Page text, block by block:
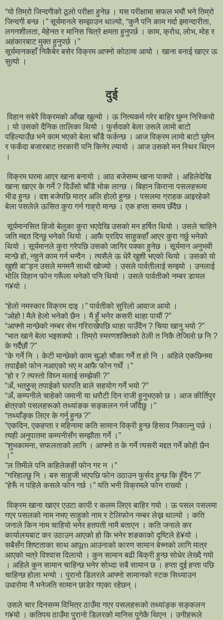
“यो तिम्रो जिन्दगीको ठूलो परीक्षा हुनेछ । यस परीक्षामा सफल भयौं भने तिम्रो
जिन्दगी बन्छ ।” सूर्यमानले सम्झाउन थाल्यो, “कुनै पनि काम गर्दा इमान्दारीता,
लगनशीलता, मेहेनत र मानिस चित्रे क्षमता हुनुपर्छ । काम, क्रोध, लोभ, मोह र
अहंकारबाट मुक्त हुनुपर्छ ।”
सूर्यमानकहाँ निकैबेर बसेर विक्रम आफ्नो कोठामा आयो । खाना बनाई खाएर ऊ
सुत्यो ।
दुई
विहान सबेरै विक्रमको आँखा खुल्यो । ऊ नित्यकर्म गरेर बाहिर घुम्न निस्कियो
। यो उसको दैनिक तालिका थियो । फुर्सदको बेला उसले लामो बाटो
पहिल्याउँछ भने काम भएको बेला चाँडै फर्कन्छ । आज विक्रम लामो बाटो घुमेन
र फर्कंदा बजारबाट तरकारी पनि किनेर ल्यायो । आज उसको मन स्थिर थिएन
।
विक्रम घरमा आएर खाना बनायो । आठ बजेसम्म खाना पाक्यो । अहिलेदेखि
खाना खाएर के गर्ने ? दिउँसो चाँडै भोक लाग्छ । बिहान किराना पसलहरूमा
भीड हुन्छ । दश बजेपछि मात्र अलि होलो हुन्छ । पसलमा ग्राहक आइरहेको
बेला पसलेले ऊसित कुरा गर्न गाह्रो मान्छ । एक हप्ता समय छँदैछ ।
सूर्यमानसित हिजो बेलुका कुरा भएदेखि उसको मन हर्षित थियो । उसले चाहिने
जति मद्दत दिन्छु भनेको थियो । आफै प्रदिप साहुकहाँ आएर कुरा गर्छु भनेको
थियो । सूर्यमानले कुरा गरेपछि उसको जागिर पक्का हुनेछ । सूर्यमान अनुभवी
मान्छे हो, नहुने काम गर्न भन्दैन । त्यसैले ऊ धेरै खुशी भएको थियो । उसको यो
खुशी बा“ड्न उसले मनमनै साथी खोज्यो । उसले पार्वतीलाई सम्झ्यो । उनलाई
भोलि विहान फोन गरूँला भनेको पनि थियो । उसले पार्वतीको नम्बर डायल
ग¥यो ।
“हेलो नमस्कार विक्रम दाइ ।” पार्वतीको सुरिलो आवाज आयो ।
“ओहो ! मैले हेलो भनेको छैन । मै हुँ भनेर कसरी थाहा पायौं ?”
“आफ्नो मान्छेको नम्बर सेभ गरिराखेपछि थाहा पाउँदैन ? चिया खानु भयो ?”
“भात खाने बेला भइसक्यो । तिम्रो स्मरणशक्तिको ठेली त निकै तेजिलो छ नि ?
के गर्दैछौं ?”
“के गर्ने नि । केटी मान्छेको काम चुल्हो चौका गर्ने त हो नि । अहिले एकछिनमा
तपाईंको फोन नआएको भए म आफै फोन गर्थें ।”
“हो र ? त्यस्तो विघ्न मलाई सम्झेकी ?”
“अँ, भत्रुुुस् तपाईको घरपति बाले सहयोग गर्ने भयो ?”
“अँ, कम्पनीले चाहेको जमानी या धरौटी दिन राजी हुनुभएको छ । आज कीर्तिपुर
क्षेत्रको पसलहरूको तथ्यांङक सङ्कलन गर्न जाँदैछु ।”
“तथ्याँङ्क लिएर के गर्नु हुन्छ ?”
“एकदिन, एकहप्ता र महिनामा कति सामान विक्री हुन्छ हिसाव निकाल्नु पर्छ ।
त्यही अनुपातमा कम्पनीसँग सम्झौता गर्ने ।”
“शुभकामना, सफलताको लागि । आफ्नो त के गर्ने त्यसरी मद्दत गर्ने कोही छैन
।”
“ल तिमीले पनि कहिलेकहीं फोन गर न ।”
“गरिहाल्छु नि । बरु साहुजी भएपछि फोन उठाउन फुर्सद हुन्छ कि हुँदैन ?”
“हेरूँ न पहिले कसले फोन गर्छ ।” यति भनी विक्रमले फोन राख्यो ।
विक्रम खाना खाएर एउटा कापी र कलम लिएर बाहिर गयो । ऊ पसल पसलमा
गएर पसलको नाम नभए साहुको नाम र टेलिफोन नम्बर लेख्न थाल्यो । कति
जनाले किन नाम चाहियो भनेर हतपती नामै बताएन । कति जनाले कर
कार्यालयबाट कर उठाउन आएको हो कि भनेर शङकाको दृष्टिले हे¥यो ।
सबैसँग शिष्टताका साथ आपूm आउनाको कारण सामान बेच्नको लागि मात्र
आएको भत्रे विश्वास दिलायो । कुन सामान बढी बिक्री हुन्छ सोधेर लेख्दै गयो
। अहिले कुन सामान चाहिन्छ भनेर सोध्दा सबै सामान छ । हप्ता दुई हप्ता पछि
चाहिन्छ होला भन्यो । पुरानो डिलरले आफ्नो सामानको स्टक सिध्याउन
उधारोमा नै भनेजति सामान छाडेर गएका रहेछन् ।
उसले चार दिनसम्म विभित्र ठाउँमा गएर पसलहरूको तथ्यांङ्क सङ्कलन
ग¥यो । कतिपय ठाउँमा पुरानो डिलरको मानिस पुगेकै थिएन । उनीहरूले